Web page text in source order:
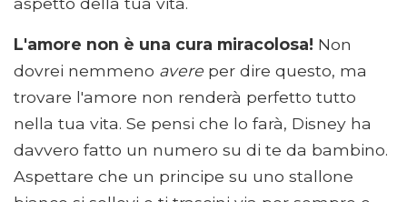
L'amore non è una cura miracolosa! Non
dovrei nemmeno avere per dire questo, ma
trovare l'amore non renderà perfetto tutto
nella tua vita. Se pensi che lo farà, Disney ha
davvero fatto un numero su di te da bambino.
Aspettare che un principe su uno stallone